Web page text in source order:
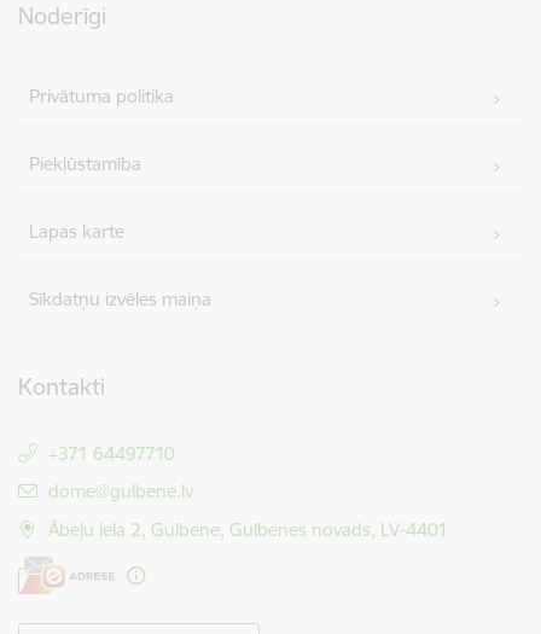
Noderīgi
Privātuma politika
Piekļūstamība
Lapas karte
Sīkdatņu izvēles maiņa
Kontakti
+371 64497710
E-pasts:
dome@gulbene.lv
Ābeļu iela 2, Gulbene, Gulbenes novads, LV-4401